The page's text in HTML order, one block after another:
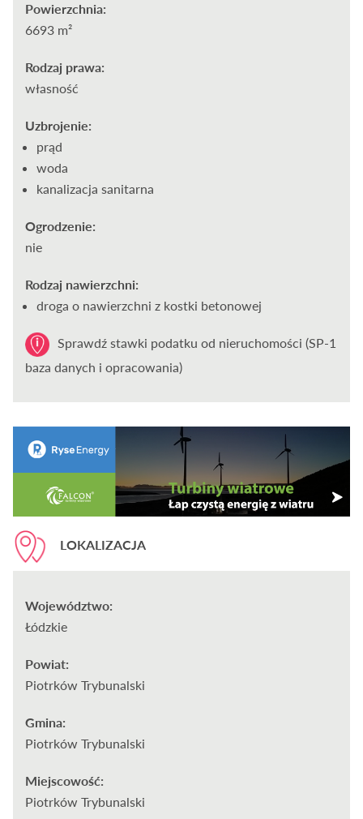
Powierzchnia:
6693 m²
Rodzaj prawa:
własność
Uzbrojenie:
prąd
woda
kanalizacja sanitarna
Ogrodzenie:
nie
Rodzaj nawierzchni:
droga o nawierzchni z kostki betonowej
Sprawdź stawki podatku od nieruchomości (SP-1
baza danych i opracowania)
LOKALIZACJA
Województwo:
Łódzkie
Powiat:
Piotrków Trybunalski
Gmina:
Piotrków Trybunalski
Miejscowość:
Piotrków Trybunalski